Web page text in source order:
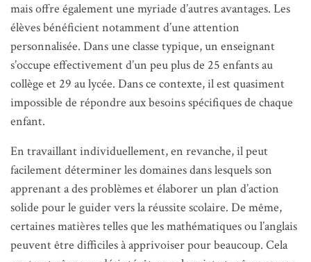
mais offre également une myriade d’autres avantages. Les
élèves bénéficient notamment d’une attention
personnalisée. Dans une classe typique, un enseignant
s’occupe effectivement d’un peu plus de 25 enfants au
collège et 29 au lycée. Dans ce contexte, il est quasiment
impossible de répondre aux besoins spécifiques de chaque
enfant.
En travaillant individuellement, en revanche, il peut
facilement déterminer les domaines dans lesquels son
apprenant a des problèmes et élaborer un plan d’action
solide pour le guider vers la réussite scolaire. De même,
certaines matières telles que les mathématiques ou l’anglais
peuvent être difficiles à apprivoiser pour beaucoup. Cela